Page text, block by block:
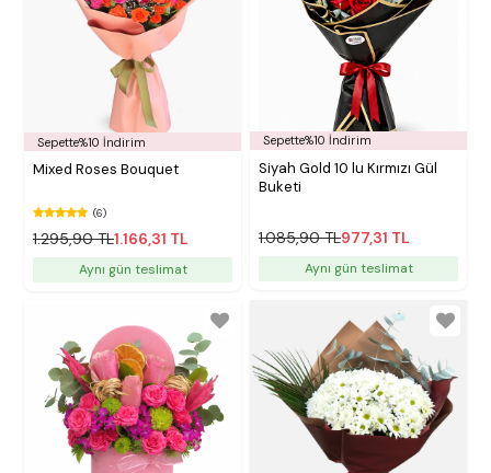
Sepette%10 İndirim
Mixed Roses Bouquet
(6)
1.295,90 TL1.166,31 TL
Aynı gün teslimat
Sepette%10 İndirim
Siyah Gold 10 lu Kırmızı Gül
Buketi
1.085,90 TL977,31 TL
Aynı gün teslimat